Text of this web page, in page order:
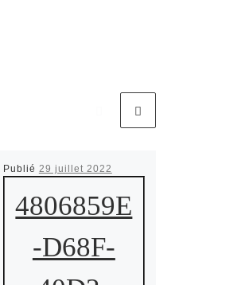
Publié 29 juillet 2022
4806859E
-D68F-